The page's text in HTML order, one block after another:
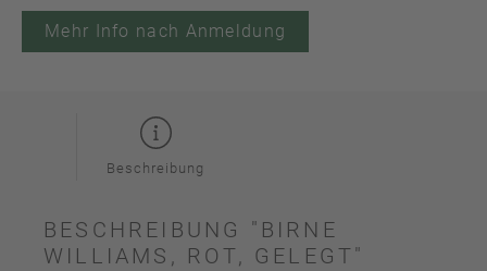
Mehr Info nach Anmeldung
Beschreibung
BESCHREIBUNG "BIRNE
WILLIAMS, ROT, GELEGT"